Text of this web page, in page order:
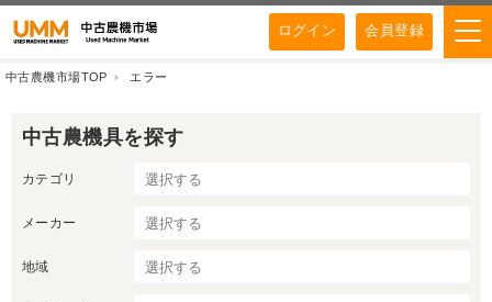
ログイン 会員登録
中古農機市場TOP エラー
中古農機具を探す
カテゴリ
メーカー
地域